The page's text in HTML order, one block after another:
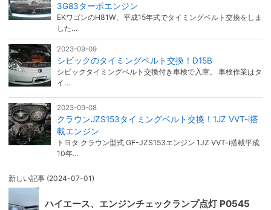
3G83ターボエンジン
EKワゴンのH81W、平成15年式でタイミングベルト交換をしま
した…
2023-09-09
シビックのタイミングベルト交換！D15B
シビックタイミングベルト交換付き車検で入庫。 車検作業はタ
イ…
2023-09-08
クラウンJZS153タイミングベルト交換！1JZ VVT-i搭
載エンジン
トヨタ クラウン型式 GF-JZS153エンジン 1JZ VVT-i搭載平成
10年…
新しい記事 (2024-07-01)
ハイエース、エンジンチェックランプ点灯 P0545